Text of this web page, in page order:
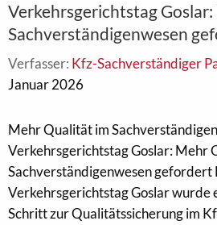
Verkehrsgerichtstag
Sachverständigenwesen
Verfasser: Kfz-Sachverständiger
Januar 2026
Mehr Qualität im
Verkehrsgerichtstag Goslar: Mehr
Sachverständigenwesen gefordert
Verkehrsgerichtstag Goslar wurde
Schritt zur Qualitätssicherung im